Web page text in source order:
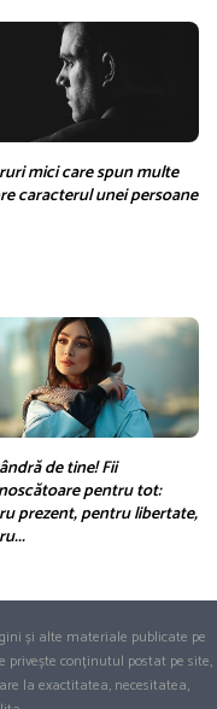
mici care spun multe
caracterul unei persoane
de tine! Fii
pentru tot:
prezent, pentru libertate,
și alte materiale publicate pe
privește conținutul postat pe site,
la exactitatea, necesitatea,